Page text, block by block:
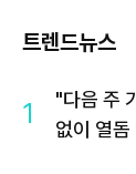
트렌드뉴스
1
"다음 주
없이 열